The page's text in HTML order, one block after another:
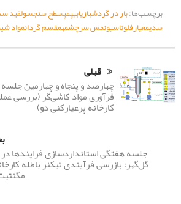
برچسب‌ها:بار در گردشبازیابیپمپسطح سنجسولفید
سدیمعیارفلوتاسیونمس سرچشمهمقسم گردانمواد
قبلی
چهارصد و پنجاه و چهارمین
فرآوری مواد کاشی‌گر (بررسی
کارخانه پرعیارکنی دو)
جلسه هفتگی استانداردسازی فرایندها در
گل‌گهر: بازرسی فرآیندی تیکنر باطله